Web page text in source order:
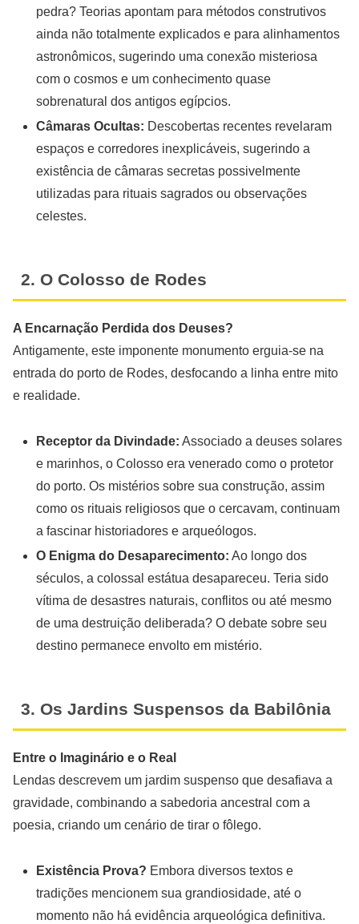
pedra? Teorias apontam para métodos construtivos
ainda não totalmente explicados e para alinhamentos
astronômicos, sugerindo uma conexão misteriosa
com o cosmos e um conhecimento quase
sobrenatural dos antigos egípcios.
Câmaras Ocultas: Descobertas recentes revelaram
espaços e corredores inexplicáveis, sugerindo a
existência de câmaras secretas possivelmente
utilizadas para rituais sagrados ou observações
celestes.
2. O Colosso de Rodes
A Encarnação Perdida dos Deuses?
Antigamente, este imponente monumento erguia-se na
entrada do porto de Rodes, desfocando a linha entre mito
e realidade.
Receptor da Divindade: Associado a deuses solares
e marinhos, o Colosso era venerado como o protetor
do porto. Os mistérios sobre sua construção, assim
como os rituais religiosos que o cercavam, continuam
a fascinar historiadores e arqueólogos.
O Enigma do Desaparecimento: Ao longo dos
séculos, a colossal estátua desapareceu. Teria sido
vítima de desastres naturais, conflitos ou até mesmo
de uma destruição deliberada? O debate sobre seu
destino permanece envolto em mistério.
3. Os Jardins Suspensos da Babilônia
Entre o Imaginário e o Real
Lendas descrevem um jardim suspenso que desafiava a
gravidade, combinando a sabedoria ancestral com a
poesia, criando um cenário de tirar o fôlego.
Existência Prova? Embora diversos textos e
tradições mencionem sua grandiosidade, até o
momento não há evidência arqueológica definitiva.